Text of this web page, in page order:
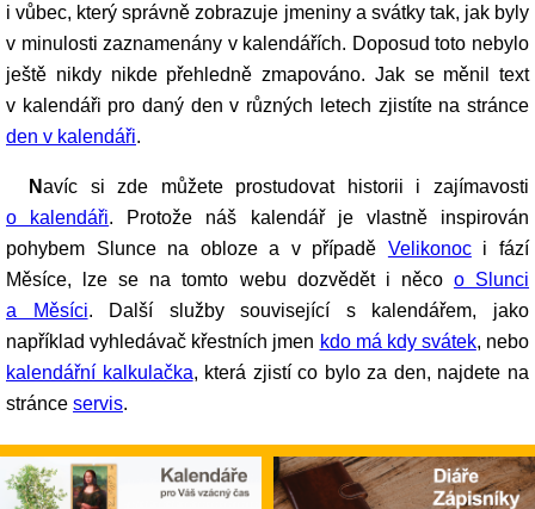
i vůbec, který správně zobrazuje jmeniny a svátky tak, jak byly
v minulosti zaznamenány v kalendářích. Doposud toto nebylo
ještě nikdy nikde přehledně zmapováno. Jak se měnil text
v kalendáři pro daný den v různých letech zjistíte na stránce
den v kalendáři.
Navíc si zde můžete prostudovat historii i zajímavosti
o kalendáři. Protože náš kalendář je vlastně inspirován
pohybem Slunce na obloze a v případě Velikonoci fází
Měsíce, lze se na tomto webu dozvědět i něco o Slunci
a Měsíci. Další služby související s kalendářem, jako
například vyhledávač křestních jmen kdo má kdy svátek, nebo
kalendářní kalkulačka, která zjistí co bylo za den, najdete na
stránce servis.